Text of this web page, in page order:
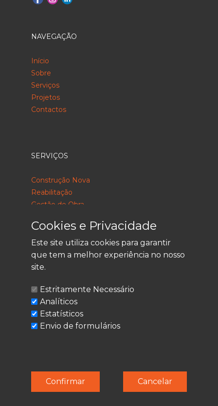
NAVEGAÇÃO
Início
Sobre
Serviços
Projetos
Contactos
SERVIÇOS
Construção Nova
Reabilitação
Gestão de Obra
LEGAL
Política de Privacidade
Termos de Utilização
Cookies
© Techolder. Todos os direitos reservados.
SmashLine
Cookies e Privacidade
Este site utiliza cookies para garantir
que tem a melhor experiência no nosso
site.
Estritamente Necessário
Analíticos
Estatísticos
Envio de formulários
Cancelar
Confirmar